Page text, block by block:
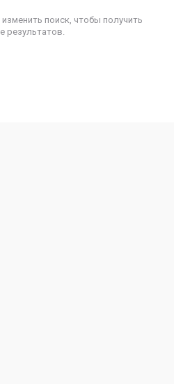
поиск, чтобы получить
результатов.